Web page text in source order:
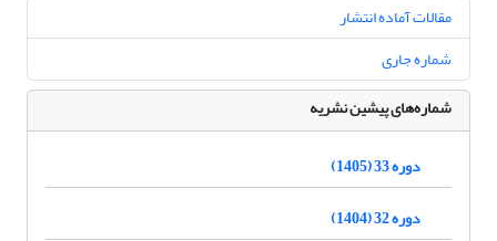
مقالات آماده انتشار
شماره جاری
شماره‌های پیشین نشریه
دوره 33 (1405)
دوره 32 (1404)